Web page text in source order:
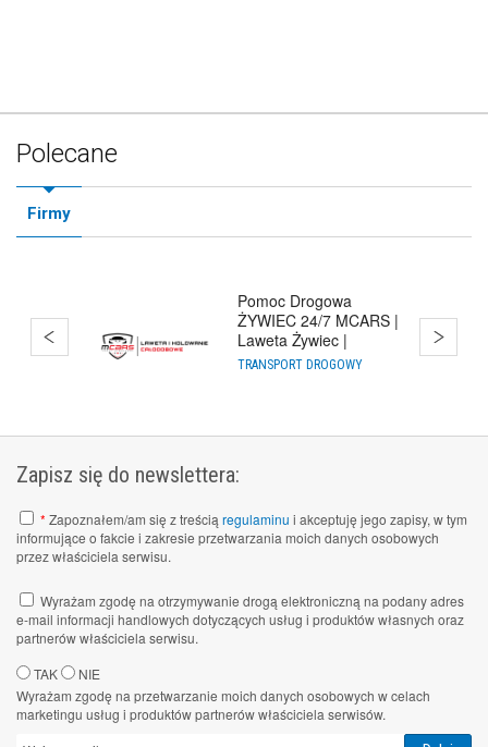
Polecane
Firmy
Pomoc Drogowa
ŻYWIEC 24/7 MCARS |
Laweta Żywiec |
Holowanie Cało
TRANSPORT DROGOWY
Zapisz się do newslettera:
* Zapoznałem/am się z treścią regulaminu i akceptuję jego zapisy, w tym
informujące o fakcie i zakresie przetwarzania moich danych osobowych
przez właściciela serwisu.
Wyrażam zgodę na otrzymywanie drogą elektroniczną na podany adres
e-mail informacji handlowych dotyczących usług i produktów własnych oraz
partnerów właściciela serwisu.
TAK
NIE
Wyrażam zgodę na przetwarzanie moich danych osobowych w celach
marketingu usług i produktów partnerów właściciela serwisów.